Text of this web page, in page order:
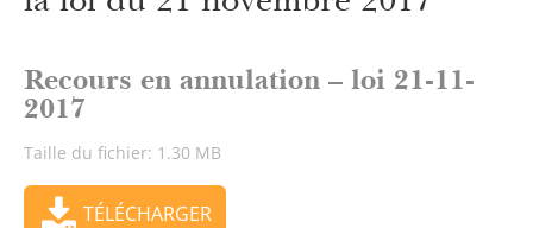
Recours en annulation – loi 21-11-
2017
Taille du fichier: 1.30 MB
TÉLÉCHARGER